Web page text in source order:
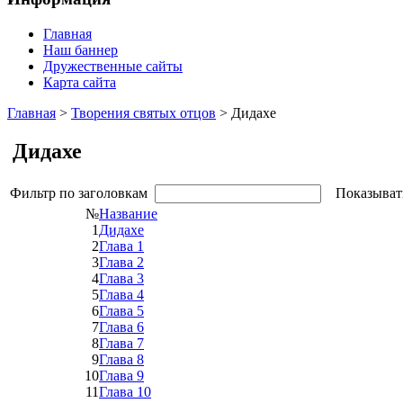
Главная
Наш баннер
Дружественные сайты
Карта сайта
Главная > Творения святых отцов > Дидахе
Дидахе
Фильтр по заголовкам
№Название
1 Дидахе
2Глава 1
3Глава 2
4Глава 3
5Глава 4
6Глава 5
7Глава 6
8Глава 7
9Глава 8
10Глава 9
11Глава 10